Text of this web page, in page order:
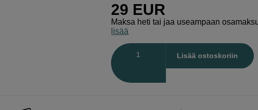
29 EUR
Maksa heti tai jaa useampaan
lisää
Lisää ostoskoriin